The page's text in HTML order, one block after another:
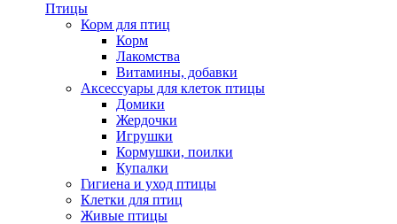
Птицы
Корм для птиц
Корм
Лакомства
Витамины, добавки
Аксессуары для клеток птицы
Домики
Жердочки
Игрушки
Кормушки, поилки
Купалки
Гигиена и уход птицы
Клетки для птиц
Живые птицы